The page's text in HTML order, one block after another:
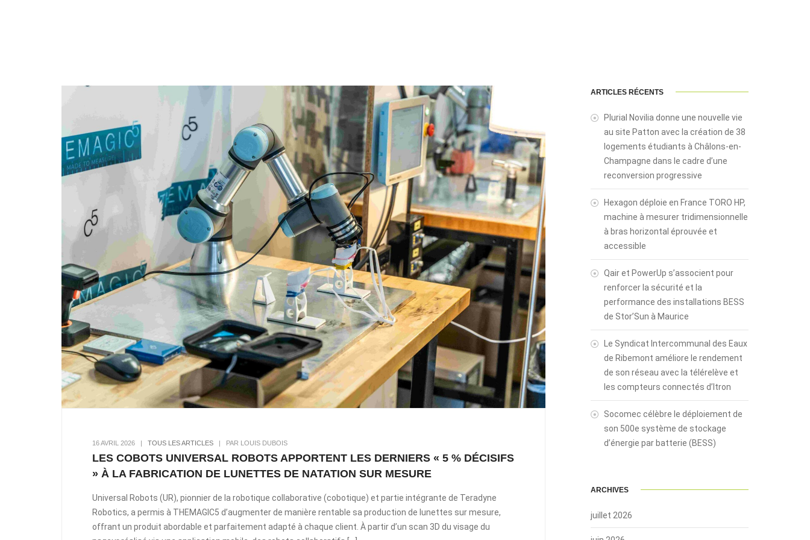
16 AVRIL 2026 | TOUS LES ARTICLES | PAR LOUIS DUBOIS
LES COBOTS UNIVERSAL ROBOTS APPORTENT LES DERNIERS « 5 % DÉCISIFS
» À LA FABRICATION DE LUNETTES DE NATATION SUR MESURE
Universal Robots (UR), pionnier de la robotique collaborative (cobotique) et partie intégrante de Teradyne
Robotics, a permis à THEMAGIC5 d’augmenter de manière rentable sa production de lunettes sur mesure,
offrant un produit abordable et parfaitement adapté à chaque client. À partir d’un scan 3D du visage du
ARTICLES RÉCENTS
Plurial Novilia donne une nouvelle vie
au site Patton avec la création de 38
logements étudiants à Châlons-en-
Champagne dans le cadre d’une
reconversion progressive
Hexagon déploie en France TORO HP,
machine à mesurer tridimensionnelle
à bras horizontal éprouvée et
accessible
Qair et PowerUp s’associent pour
renforcer la sécurité et la
performance des installations BESS
de Stor’Sun à Maurice
Le Syndicat Intercommunal des Eaux
de Ribemont améliore le rendement
de son réseau avec la télérelève et
les compteurs connectés d’Itron
Socomec célèbre le déploiement de
son 500e système de stockage
d’énergie par batterie (BESS)
ARCHIVES
juillet 2026